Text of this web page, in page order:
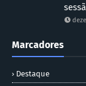
Marcadores
Destaque